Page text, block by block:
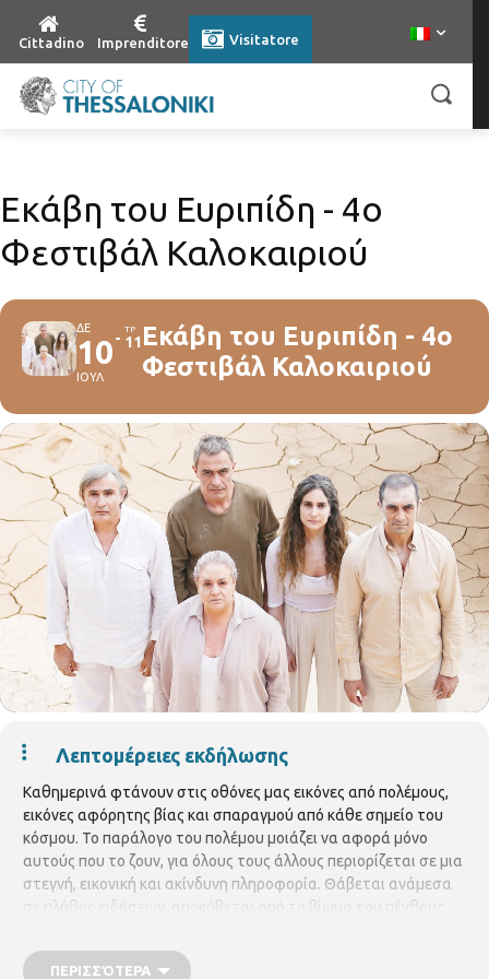
Cittadino Imprenditore Visitatore
Εκάβη του Ευριπίδη - 4o
Φεστιβάλ Καλοκαιριού
ΔΕ
10
ΙΟΥΛ
ΤΡ
11 Εκάβη του Ευριπίδη - 4o
Φεστιβάλ Καλοκαιριού
Λεπτομέρειες εκδήλωσης
Καθημερινά φτάνουν στις οθόνες μας εικόνες από πολέμους,
εικόνες αφόρητης βίας και σπαραγμού από κάθε σημείο του
κόσμου. Το παράλογο του πολέμου μοιάζει να αφορά μόνο
αυτούς που το ζουν, για όλους τους άλλους περιορίζεται σε μια
στεγνή, εικονική και ακίνδυνη πληροφορία. Θάβεται ανάμεσα
σε πλήθος ειδήσεων, αποκόβεται από το βίωμα του πένθους.
βίας, εκπαιδευόμαστε στον θάνατο αλλά ξεμάθαμε να
πενθούμε. Η Εκάβη στην ομώνυμη τραγωδία του Ευριπίδη
ΠΕΡΙΣΣΌΤΕΡΑ